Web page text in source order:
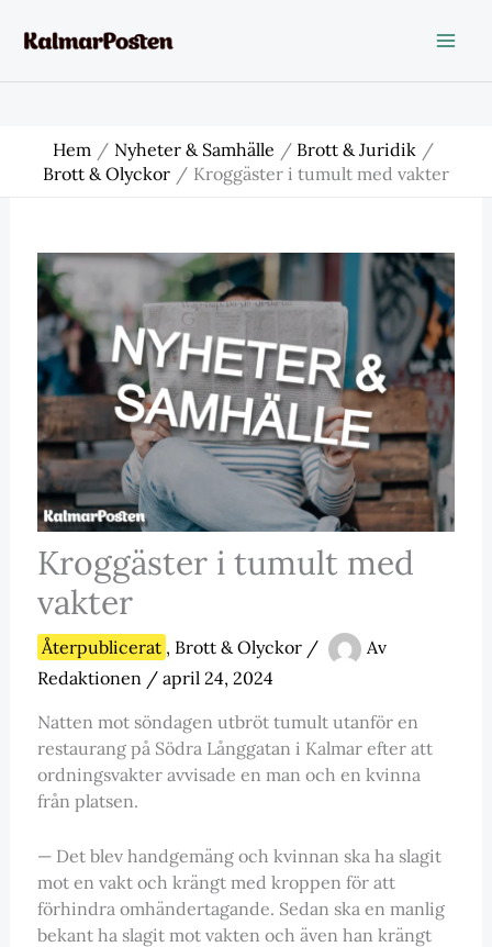
Hem Nyheter & Samhälle
Brott & Juridik
Brott & Olyckor
Kroggäster i tumult med vakter
Kroggäster i tumult med
vakter
Återpublicerat , Brott & Olyckor/
Av
Redaktionen / april 24, 2024
Natten mot söndagen utbröt tumult utanför en
restaurang på Södra Långgatan i Kalmar efter att
ordningsvakter avvisade en man och en kvinna
från platsen.
— Det blev handgemäng och kvinnan ska ha slagit
mot en vakt och krängt med kroppen för att
förhindra omhändertagande. Sedan ska en manlig
bekant ha slagit mot vakten och även han krängt